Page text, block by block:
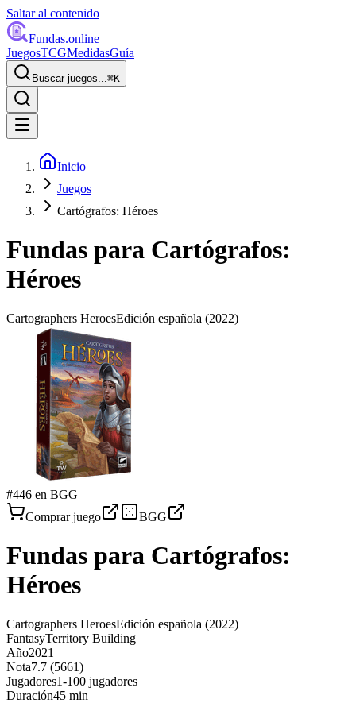
Saltar al contenido
Fundas.online
JuegosTCGMedidasGuía
Buscar juegos...⌘K
Inicio
Juegos
Cartógrafos: Héroes
Fundas para Cartógrafos:
Héroes
Cartographers HeroesEdición española (2022)
#446 en BGG
Comprar juego
BGG
Fundas para Cartógrafos:
Héroes
Cartographers HeroesEdición española (2022)
FantasyTerritory Building
Año2021
Nota7.7 (5661)
Jugadores1-100 jugadores
Duración45 min